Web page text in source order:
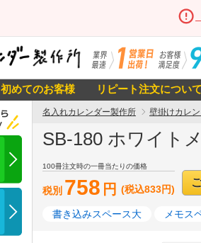
初めてのお客様 リピート注文につい
名入れカレンダー製作所 壁掛けカレ
SB-180 ホワイト
100冊注文時の一冊当たりの価格
税別 758 円 (税込833円)
書き込みスペース大 メモス